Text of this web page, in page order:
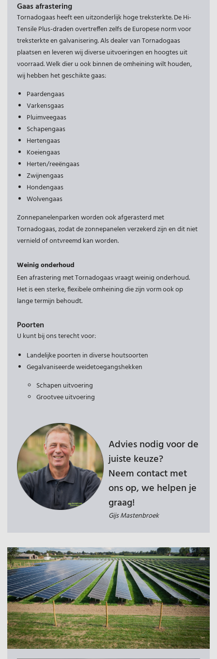
Gaas afrastering
Tornadogaas heeft een uitzonderlijk hoge treksterkte. De Hi-
Tensile Plus-draden overtreffen zelfs de Europese norm voor
treksterkte en galvanisering. Als dealer van Tornadogaas
plaatsen en leveren wij diverse uitvoeringen en hoogtes uit
voorraad. Welk dier u ook binnen de omheining wilt houden,
wij hebben het geschikte gaas:
Paardengaas
Varkensgaas
Pluimveegaas
Schapengaas
Hertengaas
Koeiengaas
Herten/reeëngaas
Zwijnengaas
Hondengaas
Wolvengaas
Zonnepanelenparken worden ook afgerasterd met
Tornadogaas, zodat de zonnepanelen verzekerd zijn en dit niet
vernield of ontvreemd kan worden.
Weinig onderhoud
Een afrastering met Tornadogaas vraagt weinig onderhoud.
Het is een sterke, flexibele omheining die zijn vorm ook op
lange termijn behoudt.
Poorten
U kunt bij ons terecht voor:
Landelijke poorten in diverse houtsoorten
Gegalvaniseerde weidetoegangshekken
Schapen uitvoering
Grootvee uitvoering
Advies nodig voor de
juiste keuze?
Neem contact met
ons op, we helpen je
graag!
GijsMastenbroek